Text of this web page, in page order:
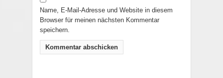
Name, E-Mail-Adresse und Website in diesem
Browser für meinen nächsten Kommentar
speichern.